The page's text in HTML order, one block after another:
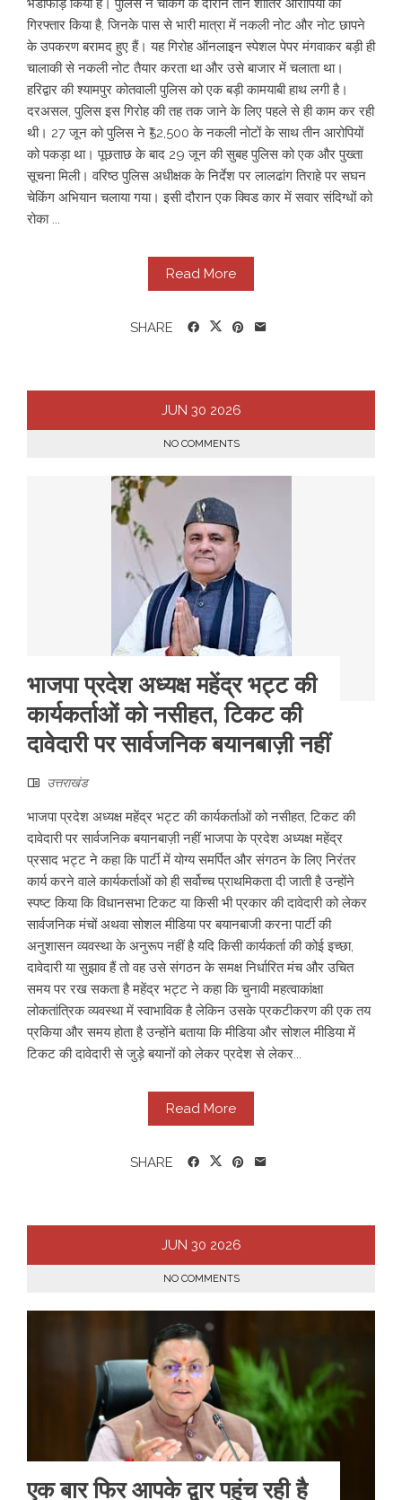
गिरफ्तार किया है, जिनके पास से भारी मात्रा में नकली नोट और नोट छापने
के उपकरण बरामद हुए हैं। यह गिरोह ऑनलाइन स्पेशल पेपर मंगवाकर बड़ी ही
चालाकी से नकली नोट तैयार करता था और उसे बाजार में चलाता था।
हरिद्वार की श्यामपुर कोतवाली पुलिस को एक बड़ी कामयाबी हाथ लगी है।
दरअसल, पुलिस इस गिरोह की तह तक जाने के लिए पहले से ही काम कर रही
थी। 27 जून को पुलिस ने ₹52,500 के नकली नोटों के साथ तीन आरोपियों
को पकड़ा था। पूछताछ के बाद 29 जून की सुबह पुलिस को एक और पुख्ता
सूचना मिली। वरिष्ठ पुलिस अधीक्षक के निर्देश पर लालढांग तिराहे पर सघन
चेकिंग अभियान चलाया गया। इसी दौरान एक क्विड कार में सवार संदिग्धों को
रोका ...
Read More
SHARE
JUN 30 2026
NO COMMENTS
भाजपा प्रदेश अध्यक्ष महेंद्र भट्ट की
कार्यकर्ताओं को नसीहत, टिकट की
दावेदारी पर सार्वजनिक बयानबाज़ी नहीं
उत्तराखंड
भाजपा प्रदेश अध्यक्ष महेंद्र भट्ट की कार्यकर्ताओं को नसीहत, टिकट की
दावेदारी पर सार्वजनिक बयानबाज़ी नहीं भाजपा के प्रदेश अध्यक्ष महेंद्र
प्रसाद भट्ट ने कहा कि पार्टी में योग्य समर्पित और संगठन के लिए निरंतर
कार्य करने वाले कार्यकर्ताओं को ही सर्वोच्च प्राथमिकता दी जाती है उन्होंने
स्पष्ट किया कि विधानसभा टिकट या किसी भी प्रकार की दावेदारी को लेकर
सार्वजनिक मंचों अथवा सोशल मीडिया पर बयानबाजी करना पार्टी की
अनुशासन व्यवस्था के अनुरूप नहीं है यदि किसी कार्यकर्ता की कोई इच्छा,
दावेदारी या सुझाव हैं तो वह उसे संगठन के समक्ष निर्धारित मंच और उचित
समय पर रख सकता है महेंद्र भट्ट ने कहा कि चुनावी महत्वाकांक्षा
लोकतांत्रिक व्यवस्था में स्वाभाविक है लेकिन उसके प्रकटीकरण की एक तय
प्रकिया और समय होता है उन्होंने बताया कि मीडिया और सोशल मीडिया में
टिकट की दावेदारी से जुड़े बयानों को लेकर प्रदेश से लेकर...
Read More
SHARE
JUN 30 2026
NO COMMENTS
एक बार फिर आपके द्वार पहुंच रही है